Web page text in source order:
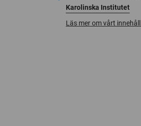
Karolinska Institutet
Läs mer om vårt innehåll.